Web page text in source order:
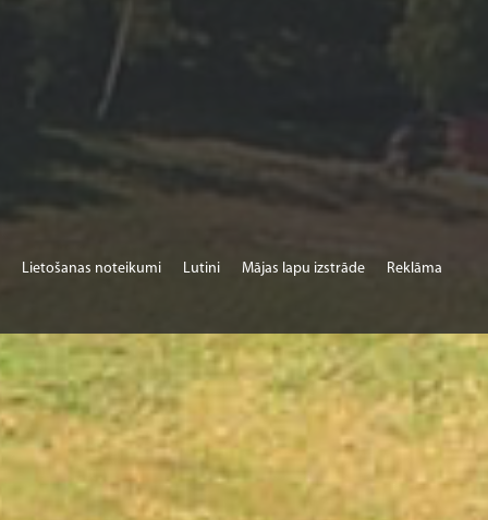
Lietošanas noteikumi Lutini Mājas lapu izstrāde Reklāma